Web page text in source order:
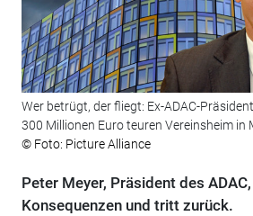
Wer betrügt, der fliegt: Ex-ADAC-
300 Millionen Euro teuren Vereinsheim in
© Foto: Picture Alliance
Peter Meyer, Präsident des
Konsequenzen und tritt zurück.